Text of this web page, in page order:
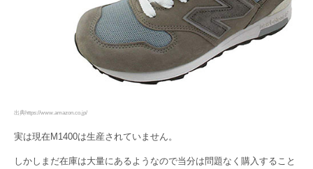
出典https://www.amazon.co.jp/
実は現在M1400は生産されていません。
しかしまだ在庫は大量にあるようなので当分は問題なく購入すること